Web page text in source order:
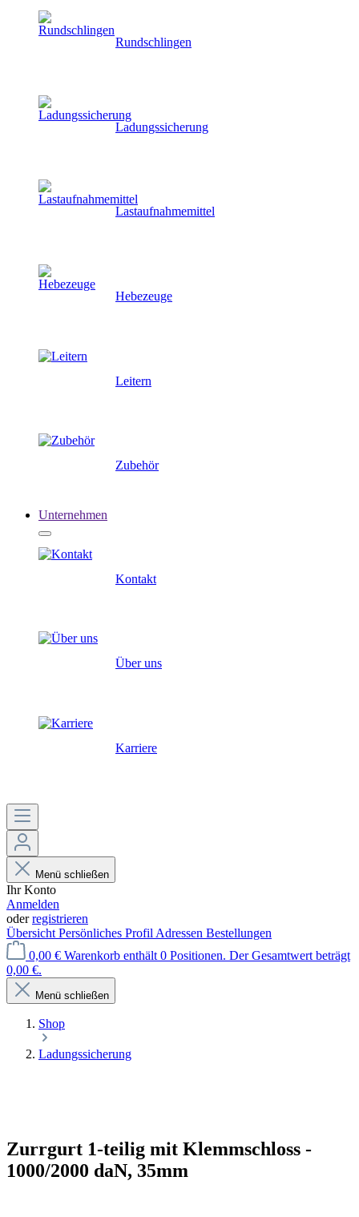
Rundschlingen
Ladungssicherung
Lastaufnahmemittel
Hebezeuge
Leitern
Zubehör
Unternehmen
Kontakt
Über uns
Karriere
Menü schließen
Ihr Konto
Anmelden
oderregistrieren
Übersicht Persönliches Profil Adressen Bestellungen
0,00 € Warenkorb enthält 0 Positionen. Der Gesamtwert beträgt
0,00 €.
Menü schließen
Shop
Ladungssicherung
Zurrgurt 1-teilig mit Klemmschloss -
1000/2000 daN, 35mm